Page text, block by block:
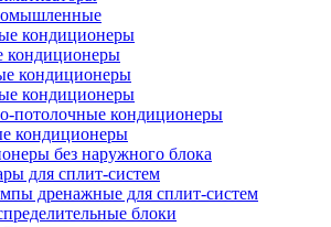
кондиционеры
кондиционеры
кондиционеры
кондиционеры
потолочные кондиционеры
кондиционеры
без наружного блока
для сплит-систем
дренажные для сплит-систем
блоки